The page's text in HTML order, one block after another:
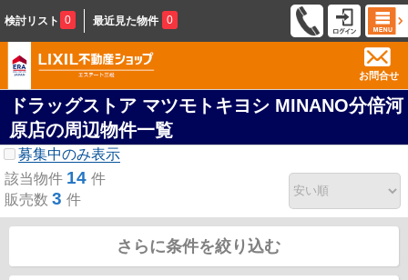
検討リスト 0 最近見た物件 0
お問合せ
ドラッグストア マツモトキヨシ MINANO分倍河
原店の周辺物件一覧
募集中のみ表示
該当物件 14 件
販売数 3 件
さらに条件を絞り込む